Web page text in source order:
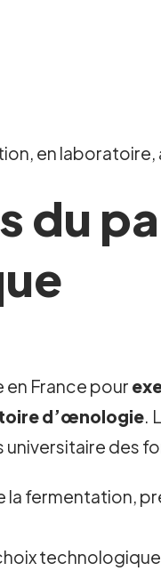
en
du
France pour
d’œnologie.
des
la fermentation,